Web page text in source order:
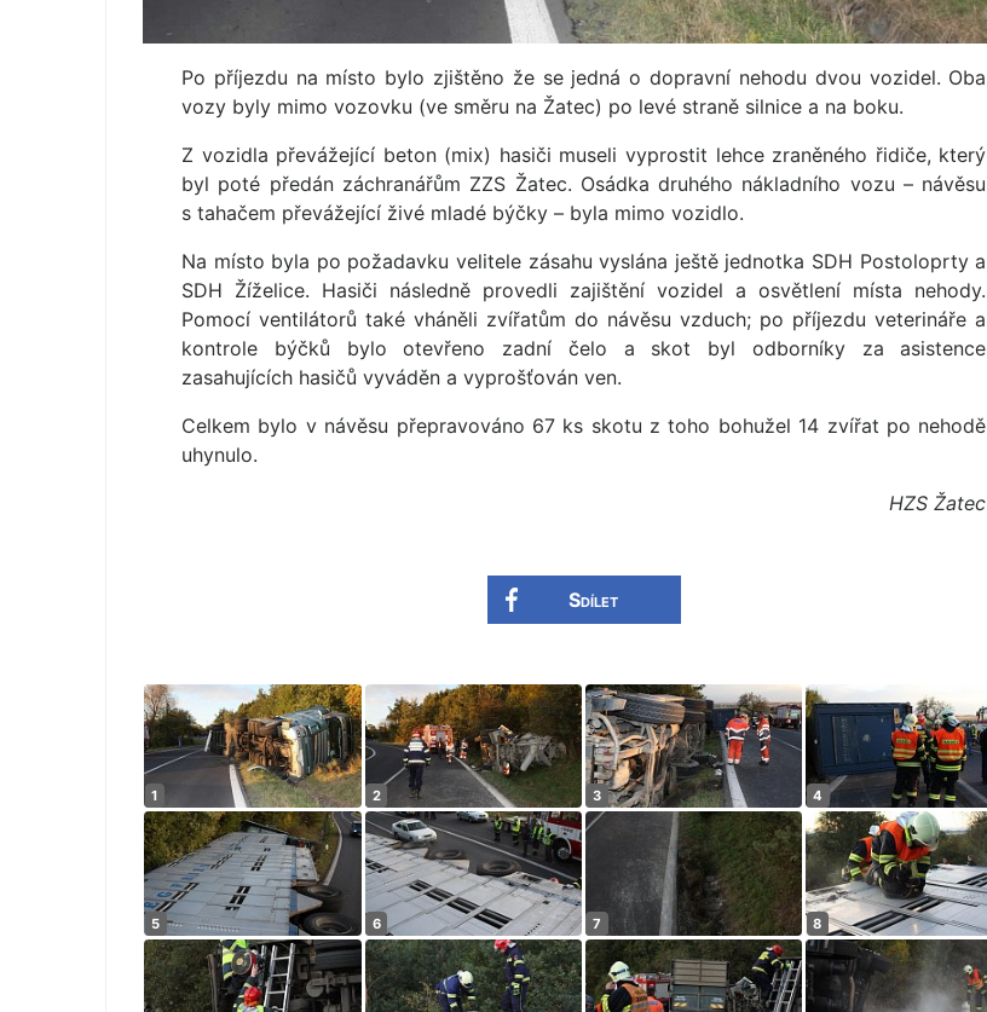
Po příjezdu na místo bylo zjištěno že se jedná o dopravní nehodu dvou vozidel. Oba
vozy byly mimo vozovku (ve směru na Žatec) po levé straně silnice a na boku.
Z vozidla převážející beton (mix) hasiči museli vyprostit lehce zraněného řidiče, který
byl poté předán záchranářům ZZS Žatec. Osádka druhého nákladního vozu – návěsu
s tahačem převážející živé mladé býčky – byla mimo vozidlo.
Na místo byla po požadavku velitele zásahu vyslána ještě jednotka SDH Postoloprty a
SDH Žíželice. Hasiči následně provedli zajištění vozidel a osvětlení místa nehody.
Pomocí ventilátorů také vháněli zvířatům do návěsu vzduch; po příjezdu veterináře a
kontrole býčků bylo otevřeno zadní čelo a skot byl odborníky za asistence
zasahujících hasičů vyváděn a vyprošťován ven.
Celkem bylo v návěsu přepravováno 67 ks skotu z toho bohužel 14 zvířat po nehodě
uhynulo.
HZS Žatec
Sdílet